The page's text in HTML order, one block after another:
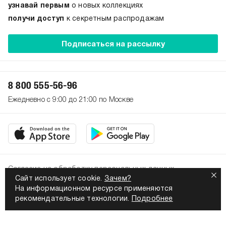
Сайт использует cookie. Зачем?
На информационном ресурсе применяются
рекомендательные технологии.
Подробнее
узнавай первым о новых коллекциях
получи доступ к секретным распродажам
Подписаться на рассылку
8 800 555-56-96
Ежедневно с 9:00 до 21:00 по Москве
2026. Все права защищены
Политика конфиденциальности
Согласие на обработку персональных данных